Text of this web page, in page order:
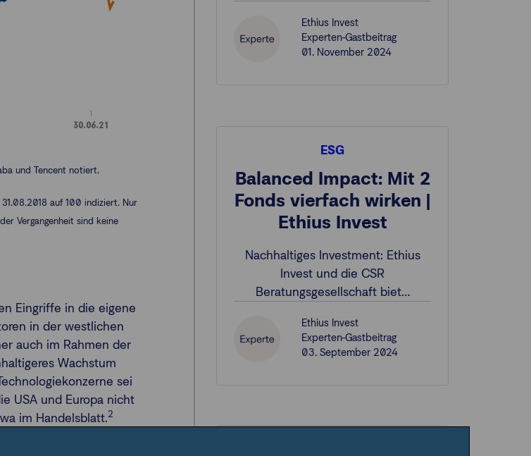
und Tencent notiert.
auf 100 indiziert. Nur
Vergangenheit sind keine
Eingriffe in die eigene
in der westlichen
auch im Rahmen der
Wachstum
sei
USA und Europa nicht
im Handelsblatt.2
Ethius Invest
Experten-Gastbeitrag
01. November 2024
ESG
Balanced Impact: Mit 2
Fonds vierfach wirken |
Ethius Invest
Nachhaltiges Investment: Ethius
Invest und die CSR
Beratungsgesellschaft biet…
Ethius Invest
Experten-Gastbeitrag
03. September 2024